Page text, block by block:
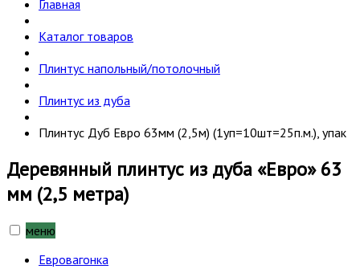
Главная
Каталог товаров
Плинтус напольный/потолочный
Плинтус из дуба
Плинтус Дуб Евро 63мм (2,5м) (1уп=10шт=25п.м.), упак
Деревянный плинтус из дуба «Евро» 63
мм (2,5 метра)
меню
Евровагонка